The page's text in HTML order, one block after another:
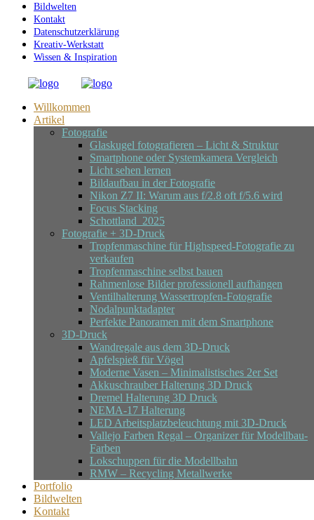
Bildwelten
Kontakt
Datenschutzerklärung
Kreativ-Werkstatt
Wissen & Inspiration
Willkommen
Artikel
Fotografie
Glaskugel fotografieren – Licht & Struktur
Smartphone oder Systemkamera Vergleich
Licht sehen lernen
Bildaufbau in der Fotografie
Nikon Z7 II: Warum aus f/2.8 oft f/5.6 wird
Focus Stacking
Schottland_2025
Fotografie + 3D-Druck
Tropfenmaschine für Highspeed-Fotografie zu
verkaufen
Tropfenmaschine selbst bauen
Rahmenlose Bilder professionell aufhängen
Ventilhalterung Wassertropfen-Fotografie
Nodalpunktadapter
Perfekte Panoramen mit dem Smartphone
3D-Druck
Wandregale aus dem 3D-Druck
Apfelspieß für Vögel
Moderne Vasen – Minimalistisches 2er Set
Akkuschrauber Halterung 3D Druck
Dremel Halterung 3D Druck
NEMA-17 Halterung
LED Arbeitsplatzbeleuchtung mit 3D-Druck
Vallejo Farben Regal – Organizer für Modellbau-
Farben
Lokschuppen für die Modellbahn
RMW – Recycling Metallwerke
Portfolio
Bildwelten
Kontakt